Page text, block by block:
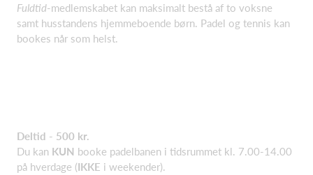
Fuldtid-medlemskabet kan maksimalt bestå af to voksne
samt husstandens hjemmeboende børn. Padel og tennis kan
bookes når som helst.
Deltid - 500 kr.
Du kan KUN booke padelbanen i tidsrummet kl. 7.00-14.00
på hverdage (IKKE i weekender).